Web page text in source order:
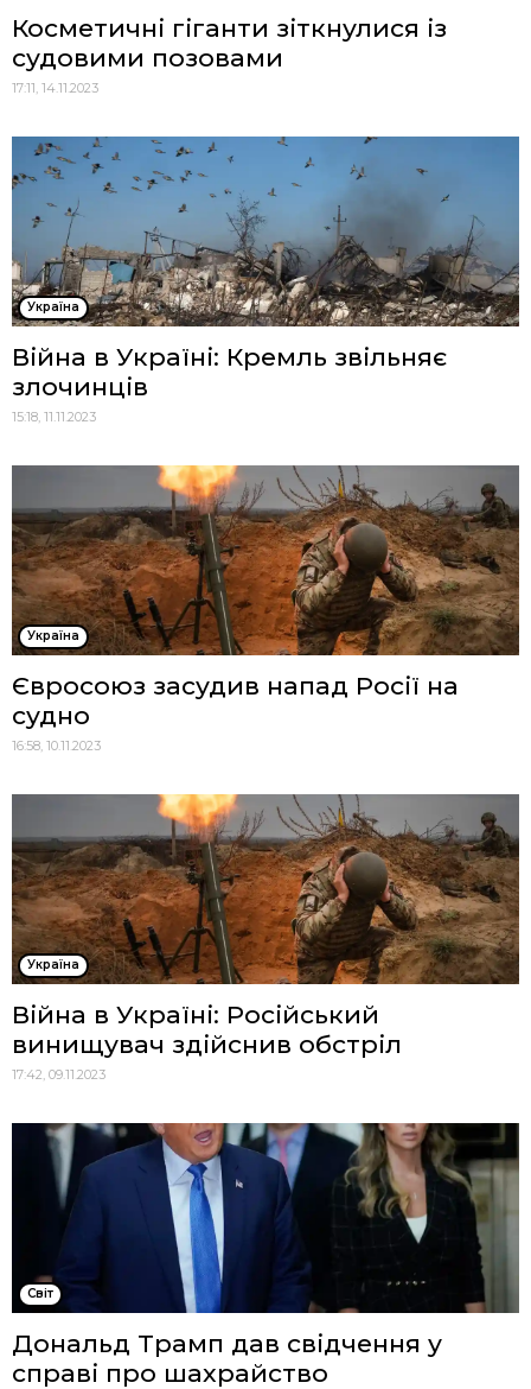
Косметичні гіганти зіткнулися із
судовими позовами
17:11, 14.11.2023
Україна
Війна в Україні: Кремль звільняє
злочинців
15:18, 11.11.2023
Україна
Євросоюз засудив напад Росії на
судно
16:58, 10.11.2023
Україна
Війна в Україні: Російський
винищувач здійснив обстріл
17:42, 09.11.2023
Cвіт
Дональд Трамп дав свідчення у
справі про шахрайство